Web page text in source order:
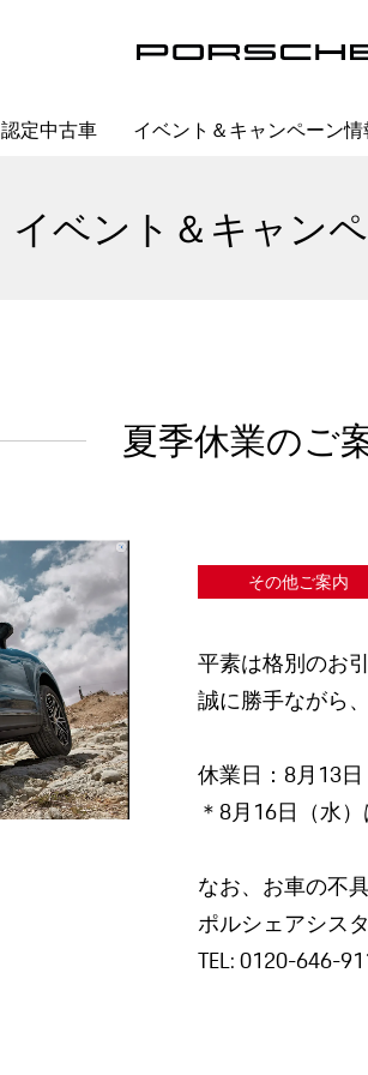
認定中古車 イベント＆キャンペーン情
イベント＆キャン
夏季休業のご
その他ご案内
平素は格別のお
誠に勝手ながら
休業日：8月13日
＊8月16日（水
なお、お車の不
ポルシェアシス
TEL: 0120-646-